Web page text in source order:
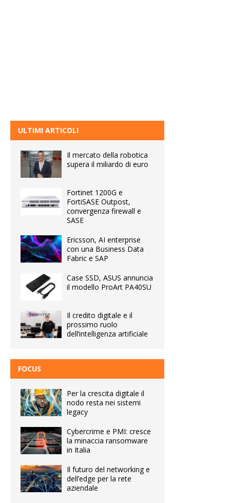
ULTIMI ARTICOLI
Il mercato della robotica
supera il miliardo di euro
Fortinet 1200G e
FortiSASE Outpost,
convergenza firewall e
SASE
Ericsson, AI enterprise
con una Business Data
Fabric e SAP
Case SSD, ASUS annuncia
il modello ProArt PA40SU
Il credito digitale e il
prossimo ruolo
dell’intelligenza artificiale
FOCUS
Per la crescita digitale il
nodo resta nei sistemi
legacy
Cybercrime e PMI: cresce
la minaccia ransomware
in Italia
Il futuro del networking e
dell’edge per la rete
aziendale